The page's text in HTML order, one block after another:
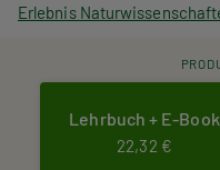
Erlebnis
Lehrbuch + E-Book
22,32 €